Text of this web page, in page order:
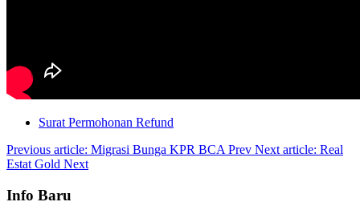
Surat Permohonan Refund
Previous article: Migrasi Bunga KPR BCA Prev Next article: Real
Estat Gold Next
Info Baru